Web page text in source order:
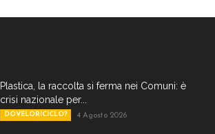
Plastica, la raccolta si ferma nei Comuni: è
crisi nazionale per...
DOVELORICICLO? 4 Agosto 2026